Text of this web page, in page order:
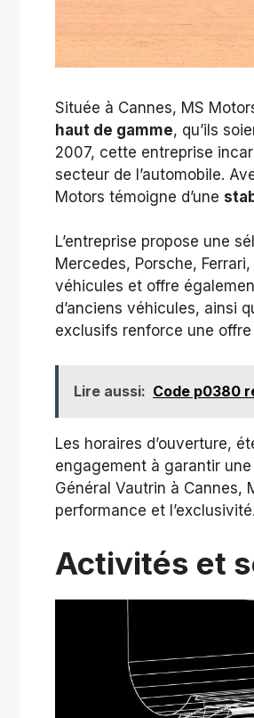
Située à Cannes, MS
haut de gamme, qu’ils
2007, cette entreprise
secteur de l’automobile.
Motors témoigne d’une
L’entreprise propose une
Mercedes, Porsche,
véhicules et offre
d’anciens véhicules, ainsi
exclusifs renforce une
Lire aussi: Code p0380
Les horaires d’ouverture,
engagement à garantir
Général Vautrin à Cannes,
performance et l’exclusivité.
Activités et